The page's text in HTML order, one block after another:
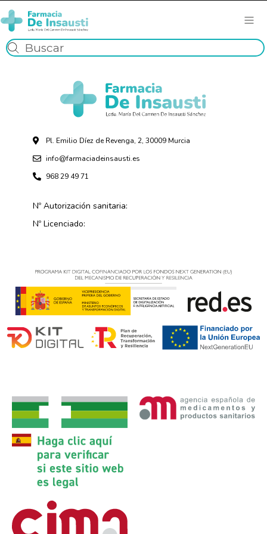
Pl. Emilio Díez de Revenga, 2, 30009 Murcia
info@farmaciadeinsausti.es
968 29 49 71
Nº Autorización sanitaria:
Nº Licenciado: